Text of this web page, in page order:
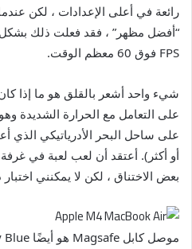
رائعة في أعلى الإعدادات ، لكن
“أفضل مظهر” ، فقد فعلت ذلك
FPS فوق 60 معظم الوقت.
على التعامل مع الحرارة الشديدة
أو أكثر). أعتقد أن لعب لعبة في
بعض الاختناق ، لكن لا يمكنني
موصل كابل Magsafe هو أيضًا Sky Blue.